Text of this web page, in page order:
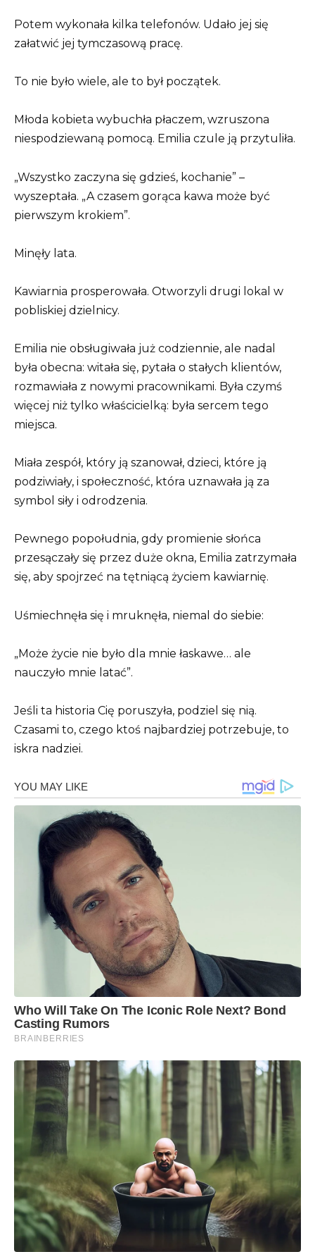
Potem wykonała kilka telefonów. Udało jej się
załatwić jej tymczasową pracę.
To nie było wiele, ale to był początek.
Młoda kobieta wybuchła płaczem, wzruszona
niespodziewaną pomocą. Emilia czule ją przytuliła.
„Wszystko zaczyna się gdzieś, kochanie” –
wyszeptała. „A czasem gorąca kawa może być
pierwszym krokiem”.
Minęły lata.
Kawiarnia prosperowała. Otworzyli drugi lokal w
pobliskiej dzielnicy.
Emilia nie obsługiwała już codziennie, ale nadal
była obecna: witała się, pytała o stałych klientów,
rozmawiała z nowymi pracownikami. Była czymś
więcej niż tylko właścicielką: była sercem tego
miejsca.
Miała zespół, który ją szanował, dzieci, które ją
podziwiały, i społeczność, która uznawała ją za
symbol siły i odrodzenia.
Pewnego popołudnia, gdy promienie słońca
przesączały się przez duże okna, Emilia zatrzymała
się, aby spojrzeć na tętniącą życiem kawiarnię.
Uśmiechnęła się i mruknęła, niemal do siebie:
„Może życie nie było dla mnie łaskawe… ale
nauczyło mnie latać”.
Jeśli ta historia Cię poruszyła, podziel się nią.
Czasami to, czego ktoś najbardziej potrzebuje, to
iskra nadziei.